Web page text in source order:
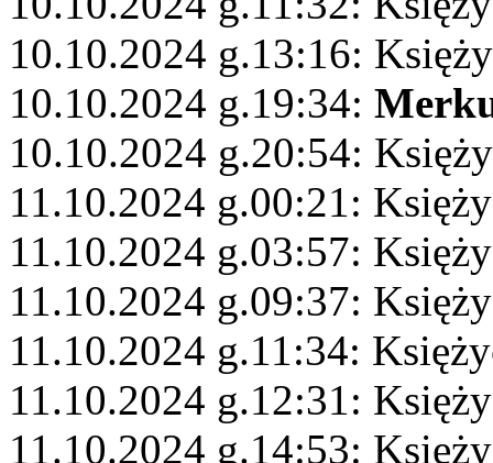
10.10.2024 g.13:16:
10.10.2024 g.19:34:
10.10.2024 g.20:54:
11.10.2024 g.00:21:
11.10.2024 g.03:57:
11.10.2024 g.09:37:
11.10.2024 g.11:34:
11.10.2024 g.12:31:
11.10.2024 g.14:53: